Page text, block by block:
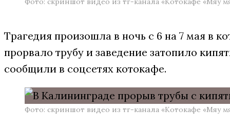
Трагедия произошла в ночь с 6 на 7 мая в
прорвало трубу и заведение затопило
сообщили в соцсетях котокафе.
Фото: скриншот видео из тг-канала «Котокафе «Мяу